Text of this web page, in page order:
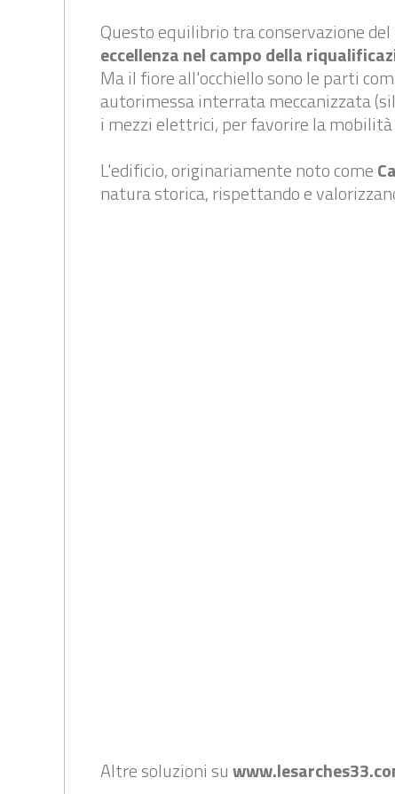
Questo equilibrio tra conservazione
eccellenza nel campo della
Ma il fiore all'occhiello sono le parti
autorimessa interrata meccanizzata
i mezzi elettrici, per favorire la
L'edificio, originariamente noto come
natura storica, rispettando e
Altre soluzioni su